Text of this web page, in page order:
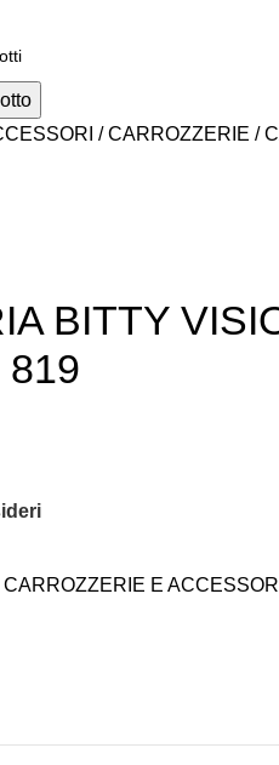
CARROZZERIE
BITTY
819
CARROZZERIE E ACCESSORI